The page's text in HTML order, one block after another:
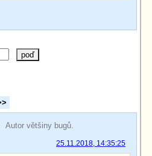
poď
Autor většiny bugů.
25.11.2018, 14:35:25